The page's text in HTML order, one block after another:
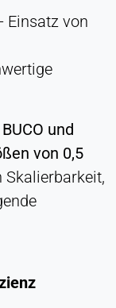
- Einsatz von
und
von 0,5
Skalierbarkeit,